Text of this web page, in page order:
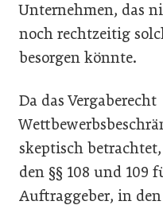
Unternehmen, das
noch rechtzeitig
besorgen könnte.
Da das Vergaberecht
skeptisch
den §§ 108 und 109
Auftraggeber, in